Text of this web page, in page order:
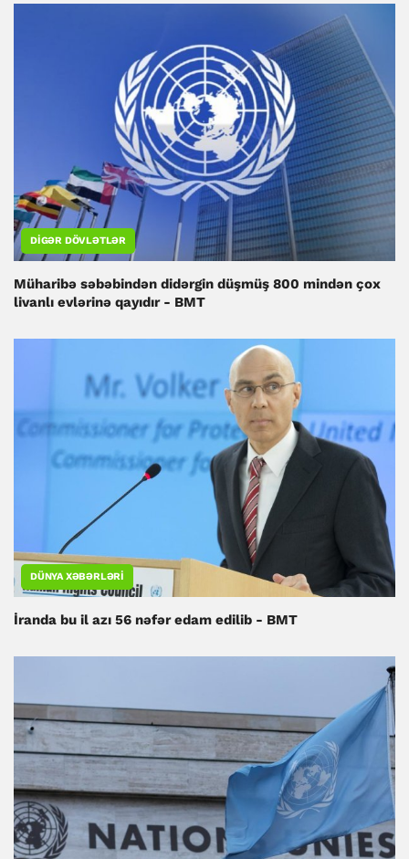
DIGƏR DÖVLƏTLƏR
Müharibə səbəbindən didərgin düşmüş 800 mindən çox
livanlı evlərinə qayıdır - BMT
DÜNYA XƏBƏRLƏRI
İranda bu il azı 56 nəfər edam edilib - BMT